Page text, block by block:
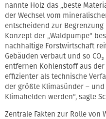
nannte Holz das „beste
der Wechsel vom
entscheidend zur
Konzept der „Waldpumpe“
nachhaltige Forstwirtschaft
Gebäuden verbaut und so
entfernen Kohlenstoff aus
effizienter als technische
der größte Klimasünder –
Klimahelden werden“, sagte
Zentrale Fakten zur Rolle von